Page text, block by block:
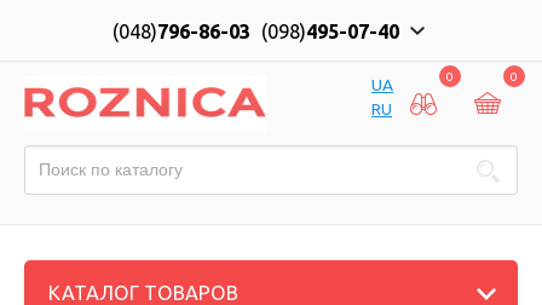
(048)796-86-03 (098)495-07-40
UA
RU
0 0
КАТАЛОГ ТОВАРОВ